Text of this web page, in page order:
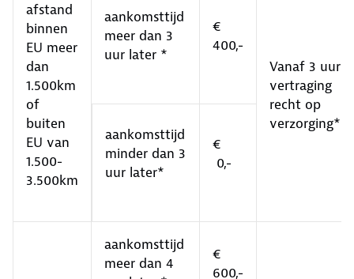
afstand
binnen
EU meer
dan
1.500km
of
buiten
EU van
1.500-
3.500km
aankomsttijd
meer dan 3
uur later *
€
400,-
Vanaf 3 uur
vertraging
recht op
verzorging**
aankomsttijd
minder dan 3
uur later*
€
0,-
aankomsttijd
meer dan 4
€
600,-